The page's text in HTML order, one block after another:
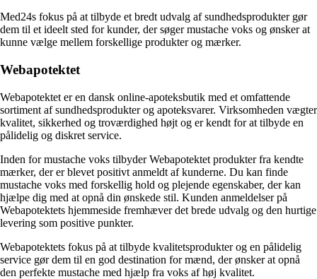
Med24s fokus på at tilbyde et bredt udvalg af sundhedsprodukter gør
dem til et ideelt sted for kunder, der søger mustache voks og ønsker at
kunne vælge mellem forskellige produkter og mærker.
Webapotektet
Webapotektet er en dansk online-apoteksbutik med et omfattende
sortiment af sundhedsprodukter og apoteksvarer. Virksomheden vægter
kvalitet, sikkerhed og troværdighed højt og er kendt for at tilbyde en
pålidelig og diskret service.
Inden for mustache voks tilbyder Webapotektet produkter fra kendte
mærker, der er blevet positivt anmeldt af kunderne. Du kan finde
mustache voks med forskellig hold og plejende egenskaber, der kan
hjælpe dig med at opnå din ønskede stil. Kunden anmeldelser på
Webapotektets hjemmeside fremhæver det brede udvalg og den hurtige
levering som positive punkter.
Webapotektets fokus på at tilbyde kvalitetsprodukter og en pålidelig
service gør dem til en god destination for mænd, der ønsker at opnå
den perfekte mustache med hjælp fra voks af høj kvalitet.